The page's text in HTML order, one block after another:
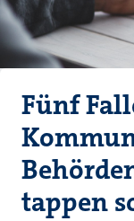
Fünf
tappen